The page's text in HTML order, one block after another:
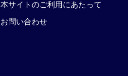
本サイトのご利用にあたって
お問い合わせ